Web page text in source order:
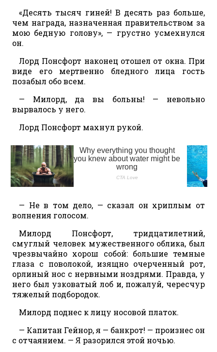
«Десять тысяч гиней! В десять раз больше,
чем награда, назначенная правительством за
мою бедную голову», — грустно усмехнулся
он.
Лорд Понсфорт наконец отошел от окна. При
виде его мертвенно бледного лица гость
позабыл обо всем.
— Милорд, да вы больны! — невольно
вырвалось у него.
Лорд Понсфорт махнул рукой.
— Не в том дело, — сказал он хриплым от
волнения голосом.
Милорд Понсфорт, тридцатилетний,
смуглый человек мужественного облика, был
чрезвычайно хорош собой: большие темные
глаза с поволокой, изящно очерченный рот,
орлиный нос с нервными ноздрями. Правда, у
него был узковатый лоб и, пожалуй, чересчур
тяжелый подбородок.
Милорд поднес к лицу носовой платок.
— Капитан Гейнор, я — банкрот! — произнес он
с отчаянием. — Я разорился этой ночью.